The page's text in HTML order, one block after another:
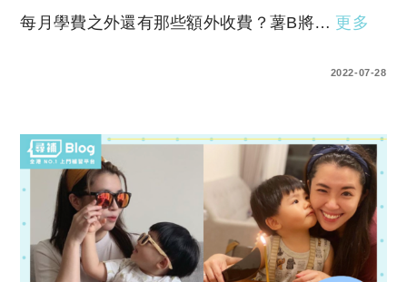
每月學費之外還有那些額外收費？薯B將… 更多
2022-07-28